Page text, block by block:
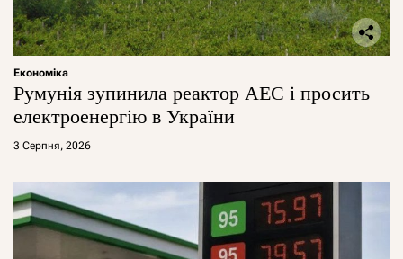
Економіка
Румунія зупинила реактор АЕС і просить
електроенергію в України
3 Серпня, 2026